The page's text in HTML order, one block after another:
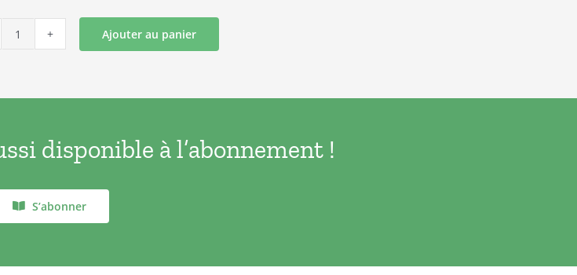
quantité
2022
Ajouter au panier
disponible à l’abonnement !
S’abonner